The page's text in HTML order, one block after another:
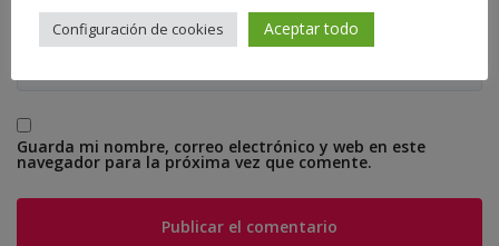
Guarda mi nombre, correo electrónico y web en este
navegador para la próxima vez que comente.
Configuración de cookies Aceptar todo